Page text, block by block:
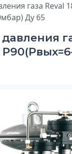
газа Reval
Ду 65